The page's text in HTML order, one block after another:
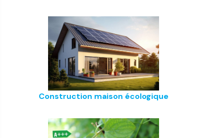
Construction maison écologique